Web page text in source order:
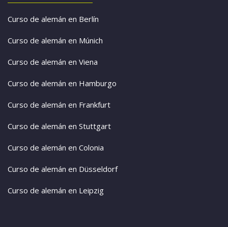
Curso de alemán en Berlín
Curso de alemán en Múnich
Curso de alemán en Viena
Curso de alemán en Hamburgo
Curso de alemán en Frankfurt
Curso de alemán en Stuttgart
Curso de alemán en Colonia
Curso de alemán en Düsseldorf
Curso de alemán en Leipzig